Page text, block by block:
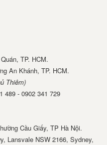
TP. HCM.
An Khánh, TP. HCM.
Thiêm)
489 - 0902 341 729
Cầu Giấy, TP Hà Nội.
Lansvale NSW 2166, Sydney,